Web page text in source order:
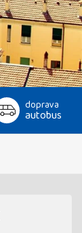
doprava
autobus